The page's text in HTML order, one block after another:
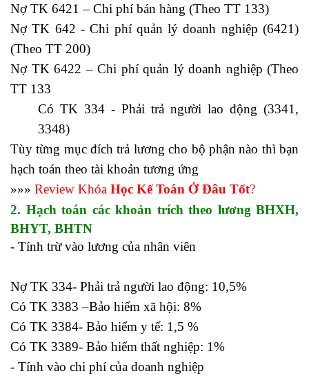
Nợ TK 6421 – Chi phí bán hàng (Theo TT 133)
Nợ TK 642 - Chi phí quản lý doanh nghiệp (6421)
(Theo TT 200)
Nợ TK 6422 – Chi phí quản lý doanh nghiệp (Theo
TT 133
Có TK 334 - Phải trả người lao động (3341,
3348)
Tùy từng mục đích trả lương cho bộ phận nào thì bạn
hạch toán theo tài khoản tương ứng
»»» Review Khóa Học Kế Toán Ở Đâu Tốt?
2. Hạch toán các khoản trích theo lương BHXH,
BHYT, BHTN
- Tính trừ vào lương của nhân viên
Nợ TK 334- Phải trả người lao động: 10,5%
Có TK 3383 –Bảo hiểm xã hội: 8%
Có TK 3384- Bảo hiểm y tế: 1,5 %
Có TK 3389- Bảo hiểm thất nghiệp: 1%
- Tính vào chi phí của doanh nghiệp